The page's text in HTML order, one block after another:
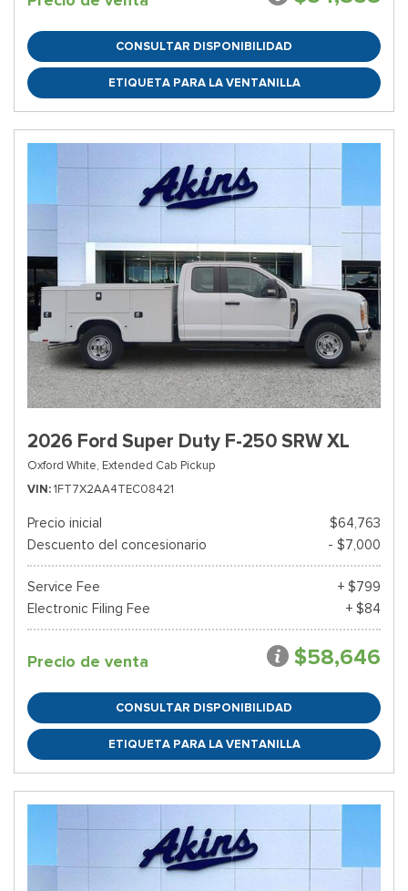
CONSULTAR DISPONIBILIDAD
ETIQUETA PARA LA VENTANILLA
2026 Ford Super Duty F-250 SRW XL
Oxford White, Extended Cab Pickup
VIN 1FT7X2AA4TEC08421
Precio inicial
$64,763
Descuento del concesionario
- $7,000
Service Fee
+ $799
Electronic Filing Fee
+ $84
Precio de venta $58,646
CONSULTAR DISPONIBILIDAD
ETIQUETA PARA LA VENTANILLA